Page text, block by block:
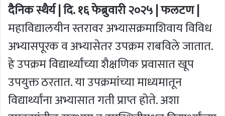
दैनिक स्थैर्य | दि. १६ फेब्रुवारी २०२५ | फलटण |
महाविद्यालयीन स्तरावर अभ्यासक्रमाशिवाय विविध
अभ्यासपूरक व अभ्यासेतर उपक्रम राबविले जातात.
हे उपक्रम विद्यार्थ्यांच्या शैक्षणिक प्रवासात खूप
उपयुक्त ठरतात. या उपक्रमांच्या माध्यमातून
विद्यार्थ्यांना अभ्यासात गती प्राप्त होते. अशा